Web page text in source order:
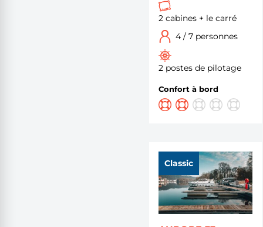
2 cabines + le carré
4 / 7 personnes
2 postes de pilotage
Confort à bord
Classic